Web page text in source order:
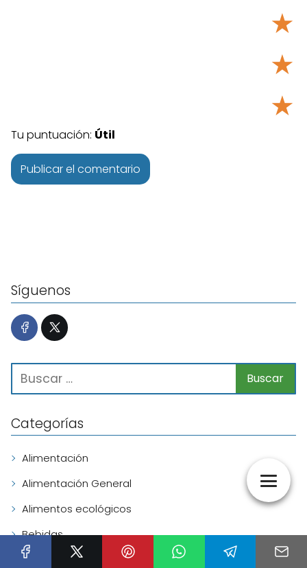
★
★
★
Tu puntuación: Útil
Síguenos
Categorías
Alimentación
Alimentación General
Alimentos ecológicos
Bebidas
Botánica